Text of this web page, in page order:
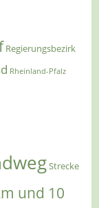
Regierungsbezirk
Rheinland-Pfalz
Strecke
und 10